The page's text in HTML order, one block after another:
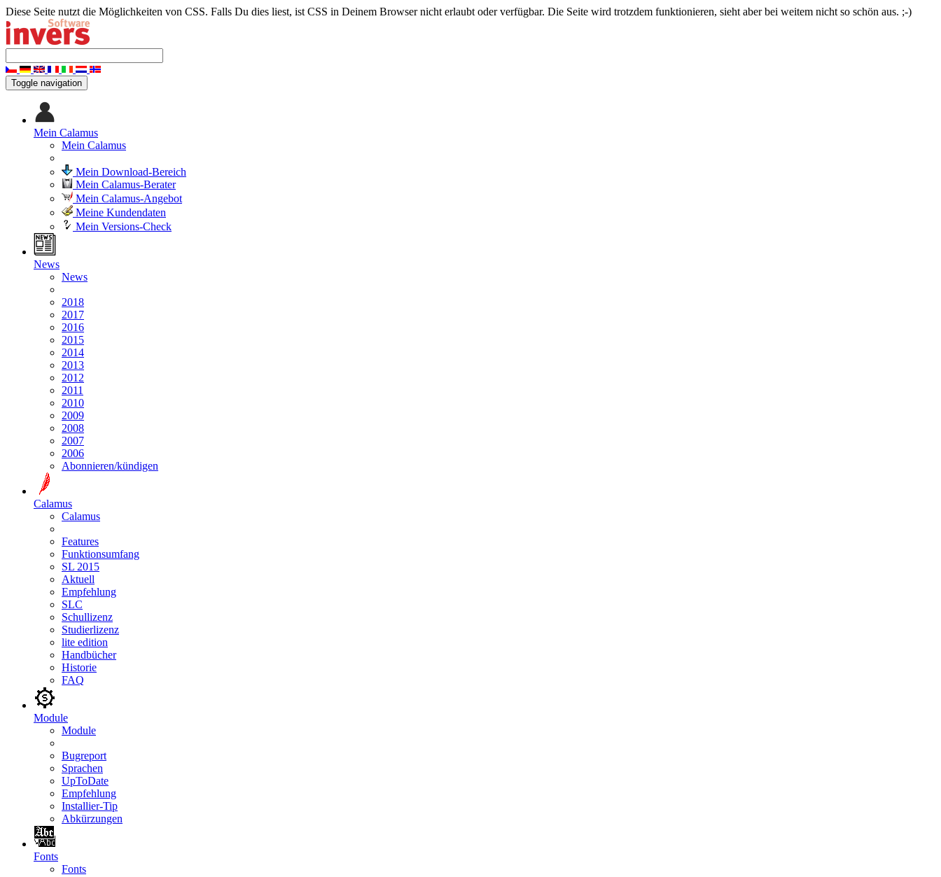
Diese Seite nutzt die Möglichkeiten von CSS. Falls Du dies liest, ist CSS in Deinem Browser nicht erlaubt oder verfügbar. Die Seite wird trotzdem funktionieren, sieht aber bei weitem nicht so schön aus. ;-)
Toggle navigation
Mein Calamus
Mein Calamus
Mein Download-Bereich
Mein Calamus-Berater
Mein Calamus-Angebot
Meine Kundendaten
Mein Versions-Check
News
News
2018
2017
2016
2015
2014
2013
2012
2011
2010
2009
2008
2007
2006
Abonnieren/kündigen
Calamus
Calamus
Features
Funktionsumfang
SL 2015
Aktuell
Empfehlung
SLC
Schullizenz
Studierlizenz
lite edition
Handbücher
Historie
FAQ
Module
Module
Bugreport
Sprachen
UpToDate
Empfehlung
Installier-Tip
Abkürzungen
Fonts
Fonts